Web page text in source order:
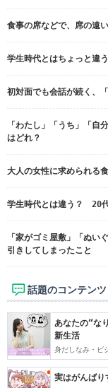
食事の席などで、席の遠
学生時代とはちょっと違
初対面でも会話が続く、
「わたし」「うち」「
はどれ？
大人の女性に求められる
学生時代とは違う？ 20
「家がゴミ屋敷」「ぬ
引きしてしまったこと
話題のコンテンツ
あなたの“な
新生活
身だしなみ・ビ
実はがんばり